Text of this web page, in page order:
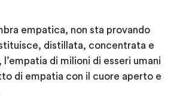
empatica, non sta provando
distillata, concentrata e
di milioni di esseri umani
di empatia con il cuore aperto e